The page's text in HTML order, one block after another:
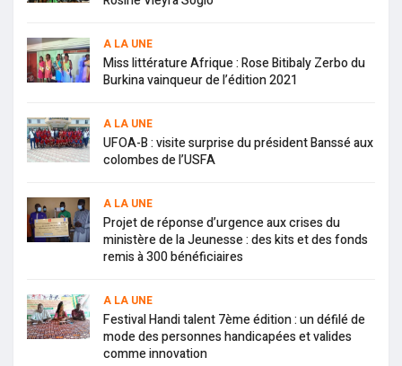
A LA UNE
Miss littérature Afrique : Rose Bitibaly Zerbo du
Burkina vainqueur de l’édition 2021
A LA UNE
UFOA-B : visite surprise du président Banssé aux
colombes de l’USFA
A LA UNE
Projet de réponse d’urgence aux crises du
ministère de la Jeunesse : des kits et des fonds
remis à 300 bénéficiaires
A LA UNE
Festival Handi talent 7ème édition : un défilé de
mode des personnes handicapées et valides
comme innovation